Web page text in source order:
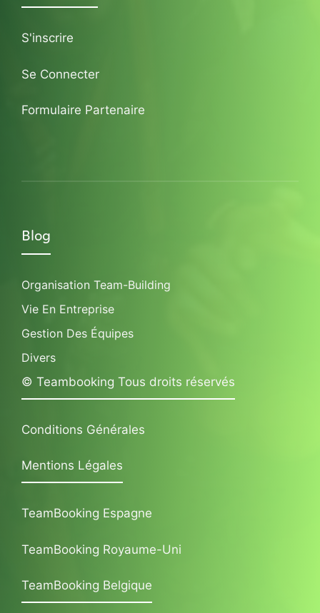
S'inscrire
Se Connecter
Formulaire Partenaire
Blog
Organisation Team-Building
Vie En Entreprise
Gestion Des Équipes
Divers
© Teambooking Tous droits réservés
Conditions Générales
Mentions Légales
TeamBooking Espagne
TeamBooking Royaume-Uni
TeamBooking Belgique